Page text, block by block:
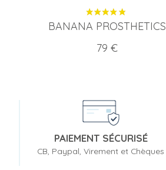
BANANA PROSTHETICS
Prix
79 €
PAIEMENT SÉCURISÉ
CB, Paypal, Virement et Chèques